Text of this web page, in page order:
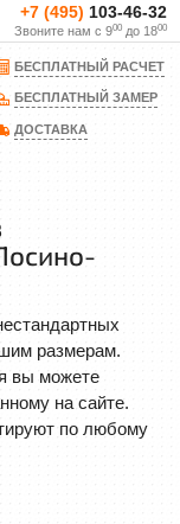
+7 (495) 103-46-32
Звоните нам с 900до 1800
БЕСПЛАТНЫЙ РАСЧЕТ
БЕСПЛАТНЫЙ ЗАМЕР
ДОСТАВКА
размерам.
вы можете
на сайте.
по любому